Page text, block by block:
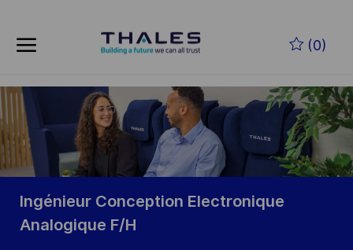
(0)
-
Ingénieur Conception Electronique
Analogique F/H